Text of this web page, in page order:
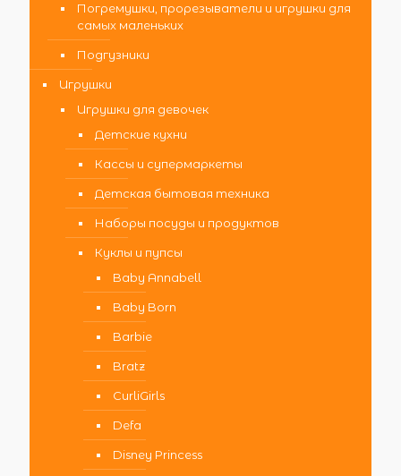
Погремушки, прорезыватели и игрушки для
самых маленьких
Подгузники
Игрушки
Игрушки для девочек
Детские кухни
Кассы и супермаркеты
Детская бытовая техника
Наборы посуды и продуктов
Куклы и пупсы
Baby Annabell
Baby Born
Barbie
Bratz
CurliGirls
Defa
Disney Princess